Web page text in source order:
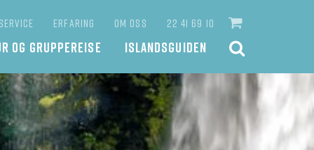
ERFARING OM OSS 22 41 69 10
OG GRUPPEREISE ISLANDSGUIDEN
SØK